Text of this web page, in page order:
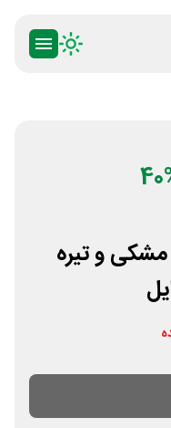
مشکی و تیره